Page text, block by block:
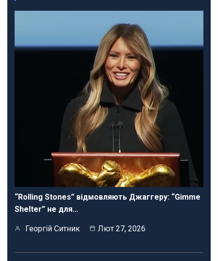
“Rolling Stones” відмовляють Джаггеру: “Gimme
Shelter” не для…
Георгій Ситник Лют 27, 2026